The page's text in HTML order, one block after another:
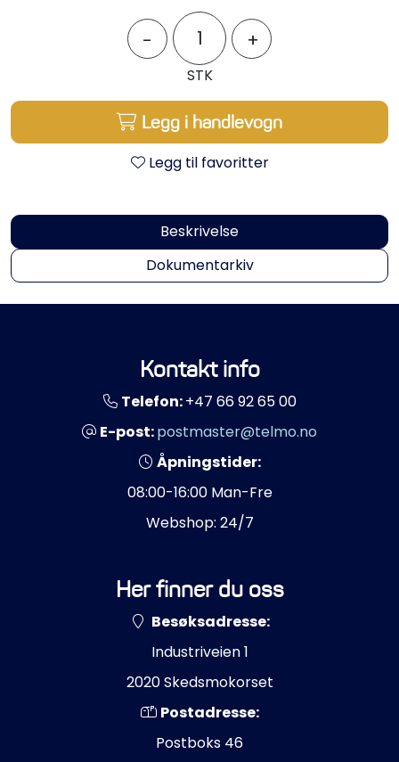
- +
STK
Legg i handlevogn
Legg til favoritter
Beskrivelse
Dokumentarkiv
Kontakt info
Telefon:+47 66 92 65 00
E-post:postmaster@telmo.no
Åpningstider:
08:00-16:00 Man-Fre
Webshop: 24/7
Her finner du oss
Besøksadresse:
Industriveien 1
2020 Skedsmokorset
Postadresse:
Postboks 46